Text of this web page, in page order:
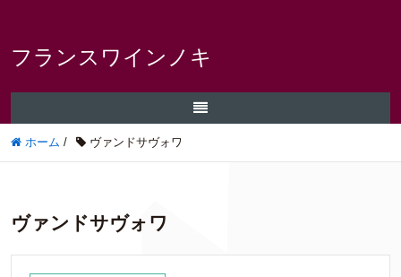
フランスワインノキ
ホーム / ヴァンドサヴォワ
ヴァンドサヴォワ